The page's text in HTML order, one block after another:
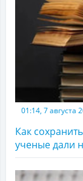
01:14, 7 августа
Как
ученые дали